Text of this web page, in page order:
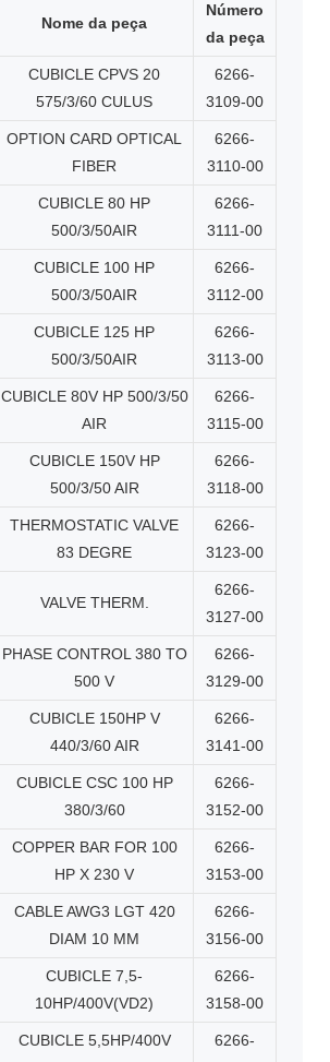
Nome da peça
Número
da peça
CUBICLE CPVS 20
575/3/60 CULUS
6266-
3109-00
OPTION CARD OPTICAL
FIBER
6266-
3110-00
CUBICLE 80 HP
500/3/50AIR
6266-
3111-00
CUBICLE 100 HP
500/3/50AIR
6266-
3112-00
CUBICLE 125 HP
500/3/50AIR
6266-
3113-00
CUBICLE 80V HP 500/3/50
AIR
6266-
3115-00
CUBICLE 150V HP
500/3/50 AIR
6266-
3118-00
THERMOSTATIC VALVE
83 DEGRE
6266-
3123-00
VALVE THERM.
6266-
3127-00
PHASE CONTROL 380 TO
500 V
6266-
3129-00
CUBICLE 150HP V
440/3/60 AIR
6266-
3141-00
CUBICLE CSC 100 HP
380/3/60
6266-
3152-00
COPPER BAR FOR 100
HP X 230 V
6266-
3153-00
CABLE AWG3 LGT 420
DIAM 10 MM
6266-
3156-00
CUBICLE 7,5-
10HP/400V(VD2)
6266-
3158-00
CUBICLE 5,5HP/400V
6266-